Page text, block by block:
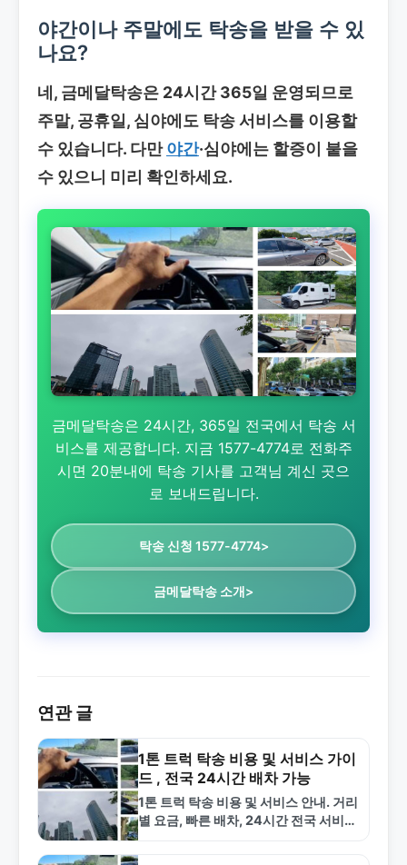
야간이나 주말에도 탁송을 받을 수 있
나요?
네, 금메달탁송은 24시간 365일 운영되므로
주말, 공휴일, 심야에도 탁송 서비스를 이용할
수 있습니다. 다만야간·심야에는 할증이 붙을
수 있으니 미리 확인하세요.
금메달탁송은 24시간, 365일 전국에서 탁송 서
비스를 제공합니다. 지금 1577-4774로 전화주
시면 20분내에 탁송 기사를 고객님 계신 곳으
로 보내드립니다.
탁송 신청 1577-4774>
금메달탁송 소개>
연관 글
1톤 트럭 탁송 비용 및 서비스 가이
드 , 전국 24시간 배차 가능
1톤 트럭 탁송 비용 및 서비스 안내. 거리
별 요금, 빠른 배차, 24시간 전국 서비